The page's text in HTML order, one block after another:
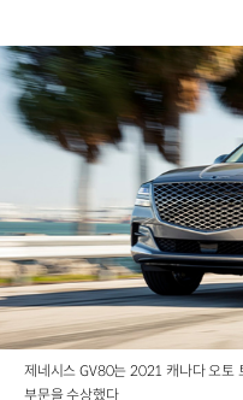
제네시스 GV80는 2021 캐나다 오토
부문을 수상했다